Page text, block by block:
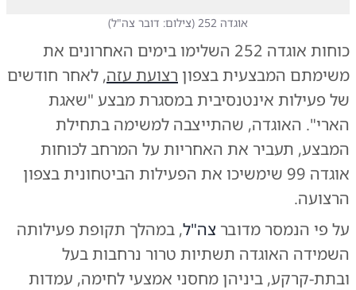
אוגדה 252 (צילום: דובר צה"ל)
כוחות אוגדה 252 השלימו בימים האחרונים את
משימתם המבצעית בצפון רצועת עזה, לאחר חודשים
של פעילות אינטנסיבית במסגרת מבצע "שאגת
הארי". האוגדה, שהתייצבה למשימה בתחילת
המבצע, תעביר את האחריות על המרחב לכוחות
אוגדה 99 שימשיכו את הפעילות הביטחונית בצפון
הרצועה.
על פי הנמסר מדובר צה"ל, במהלך תקופת פעילותה
השמידה האוגדה תשתיות טרור נרחבות בעל
ובתת-קרקע, ביניהן מחסני אמצעי לחימה, עמדות